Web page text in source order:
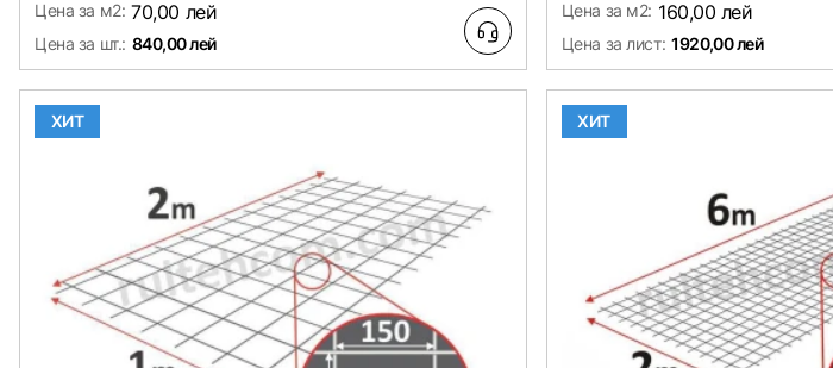
Цена за м2: 70,00 лей
Цена за шт.: 840,00 лей
Цена за м2: 160,00 лей
Цена за лист: 1920,00 лей
ХИТ ХИТ